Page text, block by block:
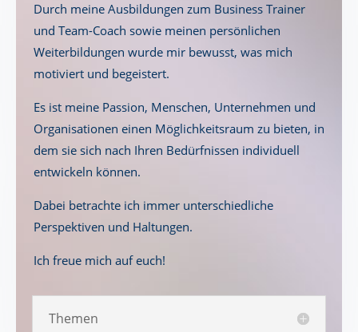
Durch meine Ausbildungen zum Business Trainer
und Team-Coach sowie meinen persönlichen
Weiterbildungen wurde mir bewusst, was mich
motiviert und begeistert.
Es ist meine Passion, Menschen, Unternehmen und
Organisationen einen Möglichkeitsraum zu bieten, in
dem sie sich nach Ihren Bedürfnissen individuell
entwickeln können.
Dabei betrachte ich immer unterschiedliche
Perspektiven und Haltungen.
Ich freue mich auf euch!
Themen